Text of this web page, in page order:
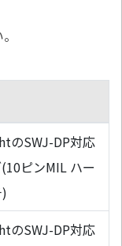
のSWJ-DP対応
ピンMIL ハー
のSWJ-DP対応